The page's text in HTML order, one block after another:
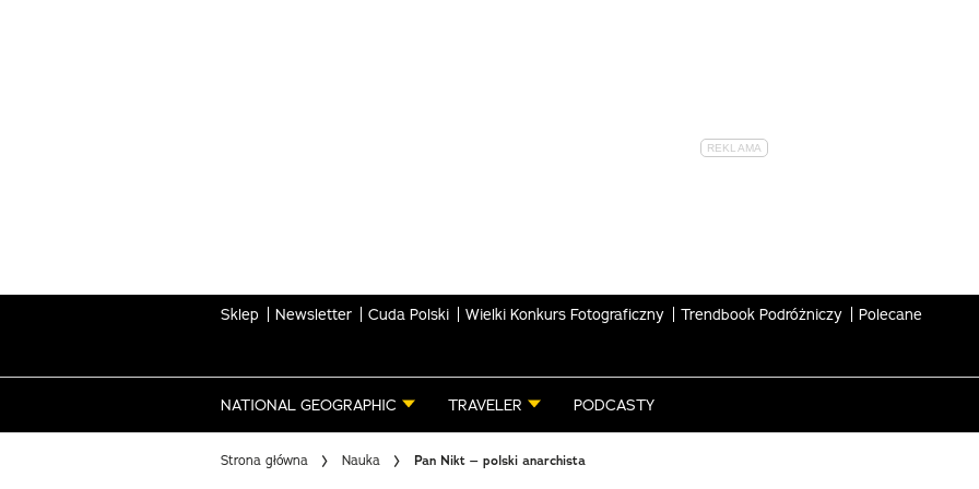
Sklep Newsletter Cuda Polski Wielki Konkurs Fotograficzny Trendbook Podróżniczy Polecane
NATIONAL GEOGRAPHIC TRAVELER PODCASTY
Strona główna Nauka Pan Nikt – polski anarchista